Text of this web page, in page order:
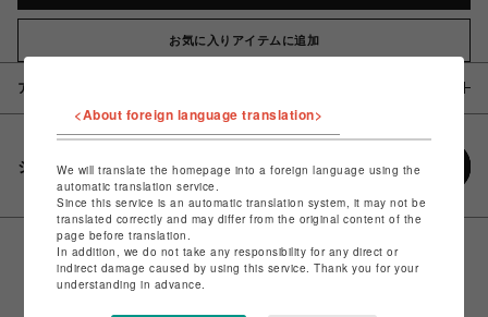
お気に入りアイテムに追加
アイテム説明 / 素材
シェアする
<About foreign language translation>
We will translate the homepage into a foreign language using the
automatic translation service.
Since this service is an automatic translation system, it may not be
translated correctly and may differ from the original content of the
page before translation.
In addition, we do not take any responsibility for any direct or
indirect damage caused by using this service. Thank you for your
understanding in advance.